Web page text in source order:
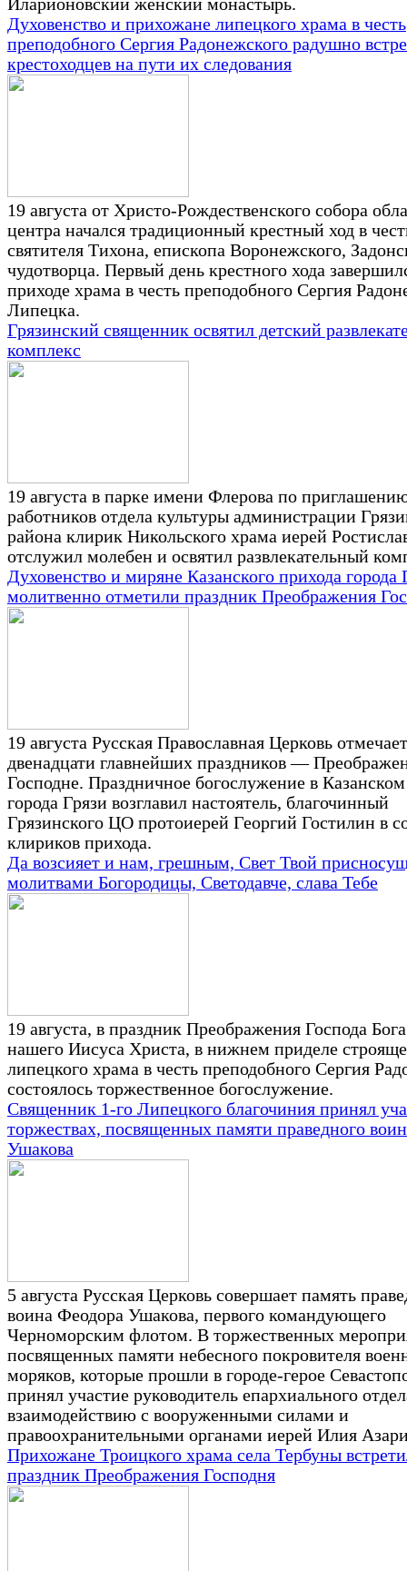
Иларионовский женский монастырь.
Духовенство и прихожане липецкого храма в честь
преподобного Сергия Радонежского радушно
крестоходцев на пути их следования
19 августа от Христо-Рождественского собора
центра начался традиционный крестный ход в
святителя Тихона, епископа Воронежского,
чудотворца. Первый день крестного хода
приходе храма в честь преподобного Сергия
Липецка.
Грязинский священник освятил детский
комплекс
19 августа в парке имени Флерова по
работников отдела культуры администрации
района клирик Никольского храма иерей
отслужил молебен и освятил развлекательный
Духовенство и миряне Казанского прихода города
молитвенно отметили праздник Преображения
19 августа Русская Православная Церковь
двенадцати главнейших праздников —
Господне. Праздничное богослужение в
города Грязи возглавил настоятель, благочинный
Грязинского ЦО протоиерей Георгий Гостилин в
клириков прихода.
Да возсияет и нам, грешным, Свет Твой
молитвами Богородицы, Светодавче, слава Тебе
19 августа, в праздник Преображения Господа
нашего Иисуса Христа, в нижнем приделе
липецкого храма в честь преподобного Сергия
состоялось торжественное богослужение.
Священник 1-го Липецкого благочиния принял
торжествах, посвященных памяти праведного
Ушакова
5 августа Русская Церковь совершает память
воина Феодора Ушакова, первого командующего
Черноморским флотом. В торжественных
посвященных памяти небесного покровителя
моряков, которые прошли в городе-герое
принял участие руководитель епархиального
взаимодействию с вооруженными силами и
правоохранительными органами иерей Илия
Прихожане Троицкого храма села Тербуны
праздник Преображения Господня